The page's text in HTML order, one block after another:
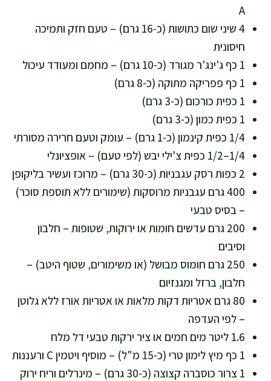
A
4 שיני שום כתושות (כ-16 גרם) – טעם חזק ותמיכה
חיסונית
1 כף ג'ינג'ר מגורד (כ-10 גרם) – מחמם ומעודד עיכול
1 כף פפריקה מתוקה (כ-8 גרם)
1 כפית כורכום (כ-3 גרם)
1 כפית כמון (כ-3 גרם)
1/4 כפית קינמון (כ-1 גרם) – עומק וטעם חרירה מסורתי
1/4–1/2 כפית צ'ילי יבש (לפי טעם) – אופציונלי
2 כפות רסק עגבניות (כ-30 גרם) – מרוכז ועשיר בליקופן
400 גרם עגבניות מרוסקות (שימורים ללא תוספת סוכר)
– בסיס טבעי
200 גרם עדשים חומות או ירוקות, שטופות – חלבון
וסיבים
250 גרם חומוס מבושל (או משימורים, שטוף היטב) –
חלבון, ברזל ומגנזיום
80 גרם אטריות דקות מלאות או אטריות אורז ללא גלוטן
– לפי העדפה
1.6 ליטר מים חמים או ציר ירקות טבעי דל מלח
1 כף מיץ לימון טרי (כ-15 מ"ל) – מוסיף ויטמין C ורעננות
1 צרור כוסברה קצוצה (כ-30 גרם) – מינרלים וריח ירוק